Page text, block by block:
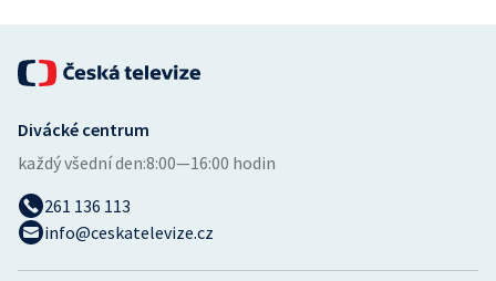
Ostatní
Divácké centrum
každý všední den:8:00—16:00 hodin
261 136 113
info@ceskatelevize.cz